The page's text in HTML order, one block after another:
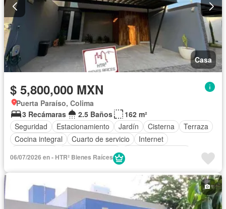
Casa
$ 5,800,000 MXN
Puerta Paraíso, Colima
3 Recámaras
2.5 Baños
162 m²
Seguridad
Estacionamiento Jardín Cisterna
Terraza
Cocina integral
Cuarto de servicio
Internet
Cocina equipada
Electricidad
Televisión por cable
Asador
Zonas verdes
Recámara con closet
Caseta de vigilancia
Wifi
Permite mascotas
Permite niños
06/07/2026 en - HTR² Bienes Raíces